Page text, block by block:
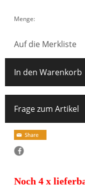
Menge:
Auf die Merkliste
In den Warenkorb
Frage zum Artikel
Noch 4 x